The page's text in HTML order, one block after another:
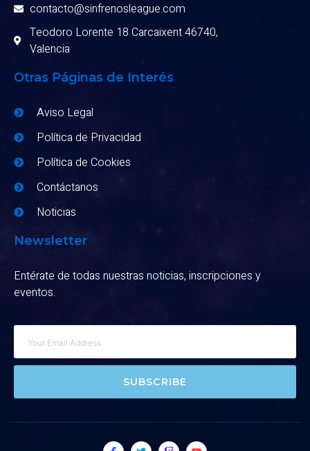
contacto@sinfrenosleague.com
Teodoro Lorente 18 Carcaixent 46740,
Valencia
Otras Páginas de Interés
Aviso Legal
Política de Privacidad
Política de Cookies
Contáctanos
Noticias
Newsletter
Entérate de todas nuestras noticias, inscripciones y
eventos.
SUBSCRIBE